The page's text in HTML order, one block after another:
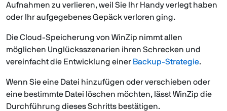
Aufnahmen zu verlieren, weil Sie Ihr Handy verlegt haben
oder Ihr aufgegebenes Gepäck verloren ging.
Die Cloud-Speicherung von WinZip nimmt allen
möglichen Unglücksszenarien ihren Schrecken und
vereinfacht die Entwicklung einer Backup-Strategie.
Wenn Sie eine Datei hinzufügen oder verschieben oder
eine bestimmte Datei löschen möchten, lässt WinZip die
Durchführung dieses Schritts bestätigen.